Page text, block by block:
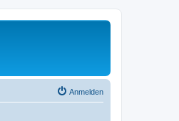
Anmelden